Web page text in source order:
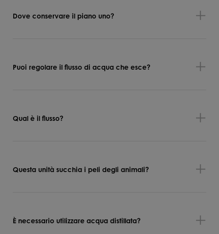
Dove conservare il piano uno?
Puoi regolare il flusso di acqua che esce?
Qual è il flusso?
Questa unità succhia i peli degli animali?
È necessario utilizzare acqua distillata?